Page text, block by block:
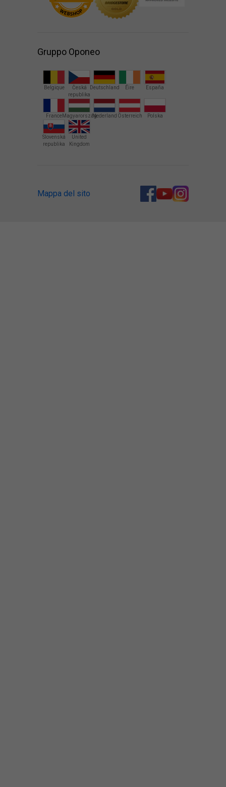
Gruppo Oponeo
Belgique
Česká
republika
Deutschland Éire España
FranceMagyarországNederland Österreich Polska
Slovenská
republika
United
Kingdom
Mappa del sito